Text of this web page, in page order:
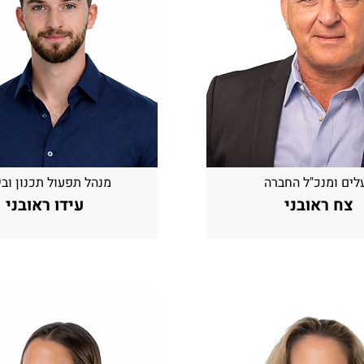
ומנכ"ל החברה
צח ראובני
מנהל תפעול תכנון
עידו ראובני